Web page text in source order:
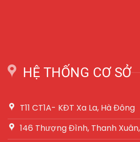
HỆ THỐNG CƠ SỞ
T11 CT1A- KĐT Xa La, Hà Đông
146 Thượng Đình, Thanh